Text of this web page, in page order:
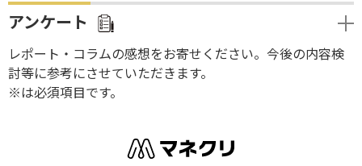
アンケート
レポート・コラムの感想をお寄せください。今後の内容検
討等に参考にさせていただきます。
※は必須項目です。